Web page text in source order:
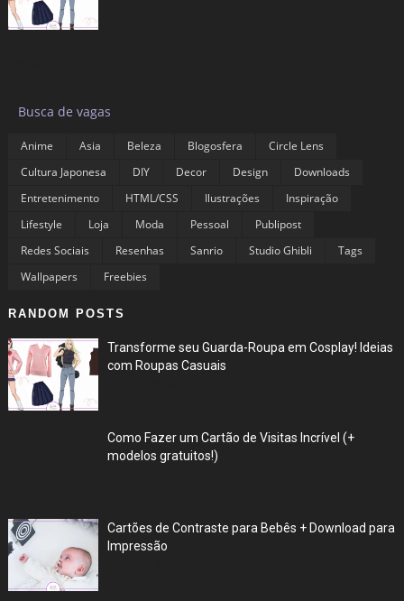
Busca de vagas
Anime Asia Beleza Blogosfera
Circle Lens
Cultura Japonesa
DIY Decor Design
Downloads
Entretenimento
HTML/CSS Ilustrações
Inspiração
Lifestyle
Loja Moda Pessoal
Publipost
Redes Sociais
Resenhas Sanrio Studio Ghibli
Tags
Wallpapers
Freebies
RANDOM POSTS
Transforme seu Guarda-Roupa em Cosplay! Ideias
com Roupas Casuais
Como Fazer um Cartão de Visitas Incrível (+
modelos gratuitos!)
Cartões de Contraste para Bebês + Download para
Impressão